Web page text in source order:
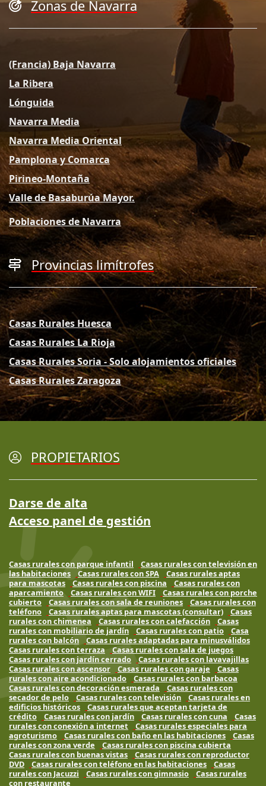
Zonas de Navarra
(Francia) Baja Navarra
La Ribera
Lónguida
Navarra Media
Navarra Media Oriental
Pamplona y Comarca
Pirineo-Montaña
Valle de Basaburúa Mayor.
Poblaciones de Navarra
Provincias limítrofes
Casas Rurales Huesca
Casas Rurales La Rioja
Casas Rurales Soria - Solo alojamientos oficiales
Casas Rurales Zaragoza
PROPIETARIOS
Darse de alta
Acceso panel de gestión
Casas rurales con parque infantil
Casas rurales con televisión en
las habitaciones
Casas rurales con SPA
Casas rurales aptas
para mascotas
Casas rurales con piscina
Casas rurales con
aparcamiento
Casas rurales con WIFI
Casas rurales con porche
cubierto
Casas rurales con sala de reuniones
Casas rurales con
teléfono
Casas rurales aptas para mascotas (consultar)
Casas
rurales con chimenea
Casas rurales con calefacción
Casas
rurales con mobiliario de jardín
Casas rurales con patio
Casa
rurales con balcón
Casas rurales adaptadas para minusválidos
Casas rurales con terraza
Casas rurales con sala de juegos
Casas rurales con jardín cerrado
Casas rurales con lavavajillas
Casas rurales con ascensor
Casas rurales con garaje
Casas
rurales con aire acondicionado
Casas rurales con barbacoa
Casas rurales con decoración esmerada
Casas rurales con
secador de pelo
Casas rurales con televisión
Casas rurales en
edificios históricos
Casas rurales que aceptan tarjeta de
crédito
Casas rurales con jardín Casas rurales con cuna
Casas
rurales con conexión a internet
Casas rurales especiales para
agroturismo
Casas rurales con baño en las habitaciones
Casas
rurales con zona verde
Casas rurales con piscina cubierta
Casas rurales con buenas vistas
Casas rurales con reproductor
DVD
Casas rurales con teléfono en las habitaciones
Casas
rurales con Jacuzzi
Casas rurales con gimnasio
Casas rurales
con restaurante